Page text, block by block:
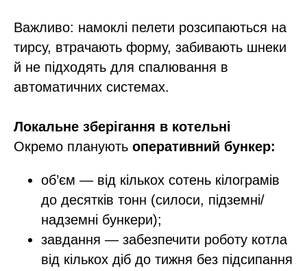
Важливо: намоклі пелети розсипаються на
тирсу, втрачають форму, забивають шнеки
й не підходять для спалювання в
автоматичних системах.​
Локальне зберігання в котельні
Окремо планують оперативний бункер:
об’єм — від кількох сотень кілограмів
до десятків тонн (силоси, підземні/
надземні бункери);​
завдання — забезпечити роботу котла
від кількох діб до тижня без підсипання